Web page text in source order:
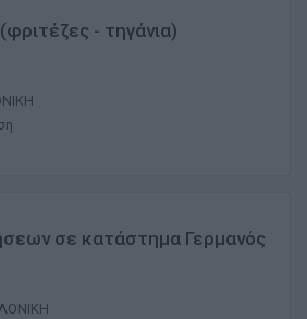
- τηγάνια)
σε κατάστημα Γερμανός